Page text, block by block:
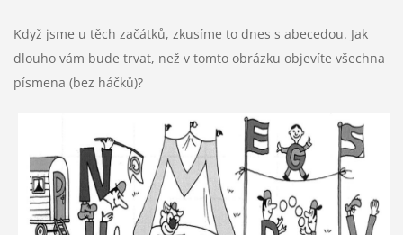
Když jsme u těch začátků, zkusíme to dnes s abecedou. Jak
dlouho vám bude trvat, než v tomto obrázku objevíte všechna
písmena (bez háčků)?